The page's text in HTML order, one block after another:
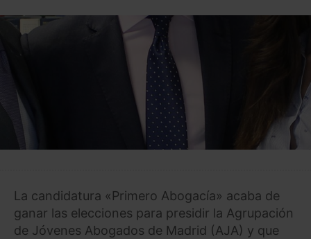
La candidatura «Primero Abogacía» acaba de
ganar las elecciones para presidir la Agrupación
de Jóvenes Abogados de Madrid (AJA) y que